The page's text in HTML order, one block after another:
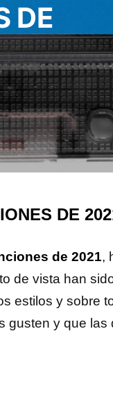
DE
DE
de 2021,
de vista han
estilos y sobre
gusten y que las